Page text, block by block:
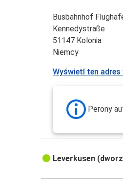
Busbahnhof
Kennedystraße
51147 Kolonia
Niemcy
Wyświetl ten adres
Perony
Leverkusen